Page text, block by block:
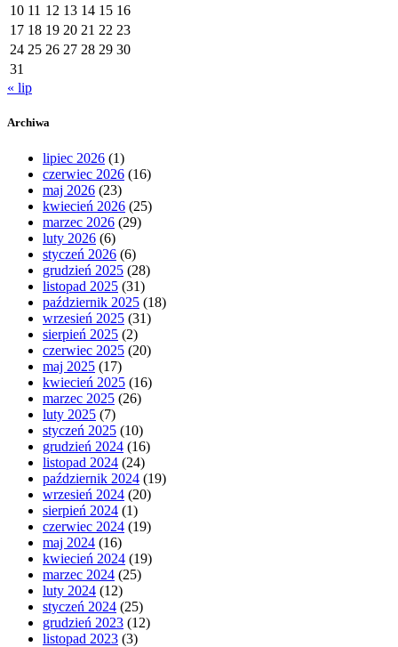
10 11 12 13 14 15 16
17 18 19 20 21 22 23
24 25 26 27 28 29 30
31
« lip
Archiwa
lipiec 2026 (1)
czerwiec 2026 (16)
maj 2026 (23)
kwiecień 2026 (25)
marzec 2026 (29)
luty 2026 (6)
styczeń 2026 (6)
grudzień 2025 (28)
listopad 2025 (31)
październik 2025 (18)
wrzesień 2025 (31)
sierpień 2025 (2)
czerwiec 2025 (20)
maj 2025 (17)
kwiecień 2025 (16)
marzec 2025 (26)
luty 2025 (7)
styczeń 2025 (10)
grudzień 2024 (16)
listopad 2024 (24)
październik 2024 (19)
wrzesień 2024 (20)
sierpień 2024 (1)
czerwiec 2024 (19)
maj 2024 (16)
kwiecień 2024 (19)
marzec 2024 (25)
luty 2024 (12)
styczeń 2024 (25)
grudzień 2023 (12)
listopad 2023 (3)